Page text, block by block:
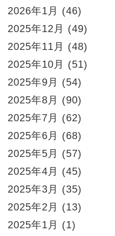
2026年1月
(46)
2025年12月
(49)
2025年11月
(48)
2025年10月
(51)
2025年9月
(54)
2025年8月
(90)
2025年7月
(62)
2025年6月
(68)
2025年5月
(57)
2025年4月
(45)
2025年3月
(35)
2025年2月
(13)
2025年1月
(1)